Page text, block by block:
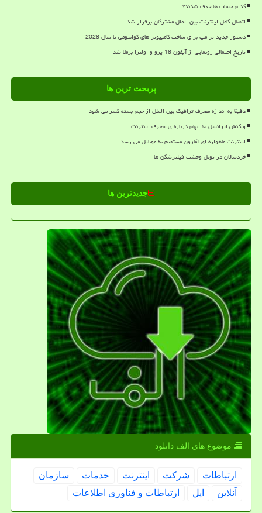
کدام حساب ها حذف شدند؟
اتصال کامل اینترنت بین الملل مشترکان برقرار شد
دستور جدید ترامپ برای ساخت کامپیوتر های کوانتومی تا سال 2028
تاریخ احتمالی رونمایی از آیفون 18 پرو و اولترا برملا شد
پربحث ترین ها
دقیقا به اندازه مصرف ترافیک بین الملل از حجم بسته کسر می شود
واکنش ایرانسل به ابهام درباره ی مصرف اینترنت
اینترنت ماهواره ای آمازون مستقیم به موبایل می رسد
خردسالان در تونل وحشت فیلترشکن ها
جدیدترین ها
موضوع های الف دانلود
ارتباطات شركت اینترنت خدمات
سازمان
آنلاین
اپل ارتباطات و فناوری اطلاعات